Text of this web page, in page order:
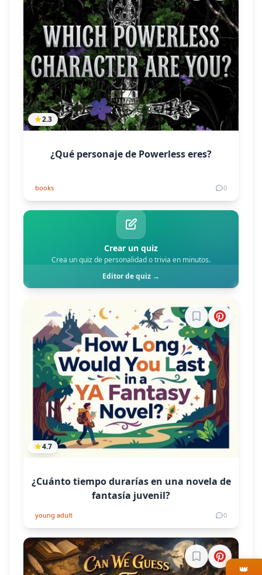
2.3
¿Qué personaje de Powerless eres?
books 0
Crear un quiz
Crea un quiz de personalidad o trivia en minutos.
Editor de quiz →
4.7
Inicia sesión
¿Cuánto tiempo durarías en una novela de
fantasía juvenil?
young adult 0
Inicia sesión
👑